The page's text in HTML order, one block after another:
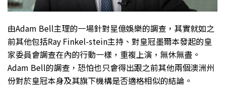
由Adam Bell主理的一場針對星億娛樂的調查，其實就如之
前其他包括Ray Finkel-stein主持、對皇冠墨爾本發起的皇
家委員會調查在內的行動一樣，重複上演，無休無盡。
Adam Bell的調查，恐怕也只會得出跟之前其他兩個澳洲州
份對於皇冠本身及其旗下機構是否適格相似的結論。